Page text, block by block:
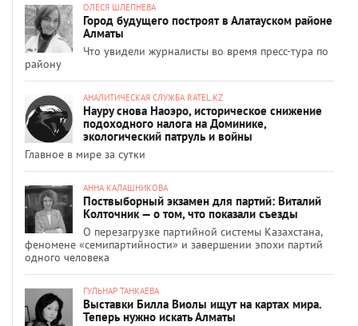
ОЛЕСЯ ШЛЕПНЕВА
Город будущего построят в Алатауском районе
Алматы
Что увидели журналисты во время пресс-тура по
району
АНАЛИТИЧЕСКАЯ СЛУЖБА RATEL.KZ
Науру снова Наоэро, историческое снижение
подоходного налога на Доминике,
экологический патруль и войны
Главное в мире за сутки
АННА КАЛАШНИКОВА
Поствыборный экзамен для партий: Виталий
Колточник — о том, что показали съезды
О перезагрузке партийной системы Казахстана,
феномене «семипартийности» и завершении эпохи партий
одного человека
ГУЛЬНАР ТАНКАЕВА
Выставки Билла Виолы ищут на картах мира.
Теперь нужно искать Алматы